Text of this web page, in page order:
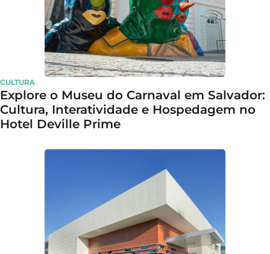
CULTURA
Explore o Museu do Carnaval em Salvador:
Cultura, Interatividade e Hospedagem no
Hotel Deville Prime